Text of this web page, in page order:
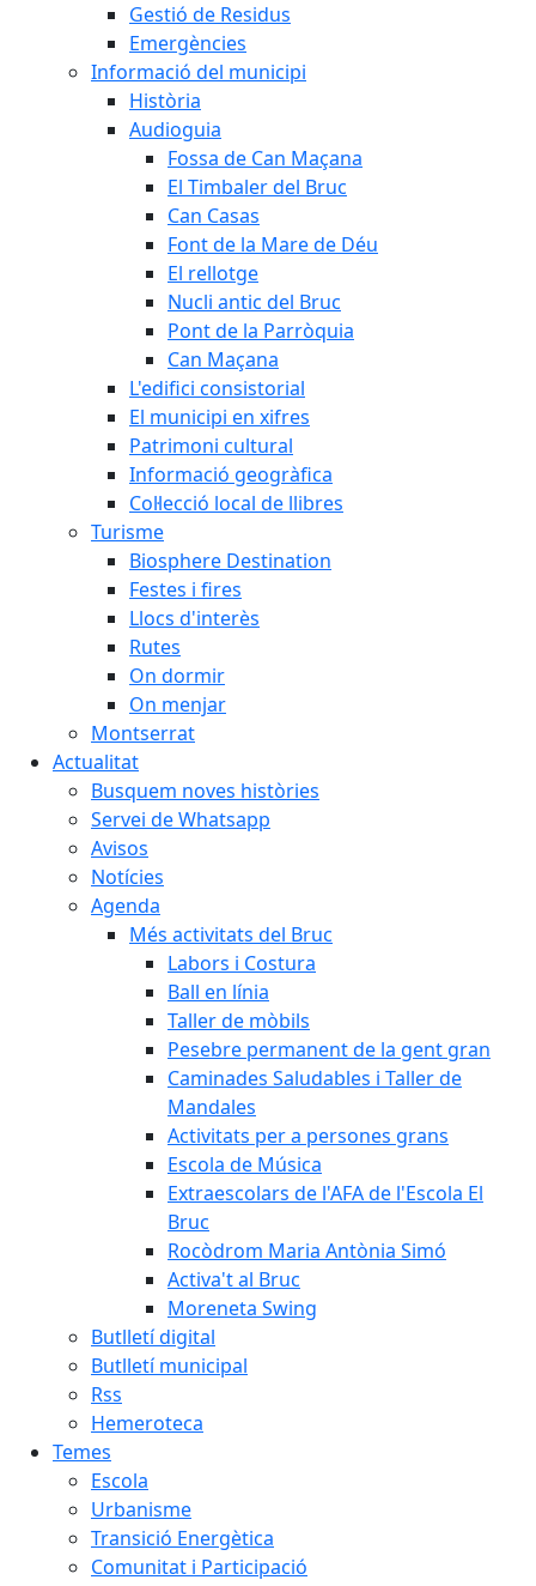
Gestió de Residus
Emergències
Informació del municipi
Història
Audioguia
Fossa de Can Maçana
El Timbaler del Bruc
Can Casas
Font de la Mare de Déu
El rellotge
Nucli antic del Bruc
Pont de la Parròquia
Can Maçana
L'edifici consistorial
El municipi en xifres
Patrimoni cultural
Informació geogràfica
Col·lecció local de llibres
Turisme
Biosphere Destination
Festes i fires
Llocs d'interès
Rutes
On dormir
On menjar
Montserrat
Actualitat
Busquem noves històries
Servei de Whatsapp
Avisos
Notícies
Agenda
Més activitats del Bruc
Labors i Costura
Ball en línia
Taller de mòbils
Pesebre permanent de la gent gran
Caminades Saludables i Taller de
Mandales
Activitats per a persones grans
Escola de Música
Extraescolars de l'AFA de l'Escola El
Bruc
Rocòdrom Maria Antònia Simó
Activa't al Bruc
Moreneta Swing
Butlletí digital
Butlletí municipal
Rss
Hemeroteca
Temes
Escola
Urbanisme
Transició Energètica
Comunitat i Participació